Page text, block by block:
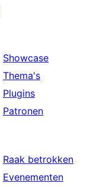
Showcase
Thema's
Plugins
Patronen
Raak betrokken
Evenementen